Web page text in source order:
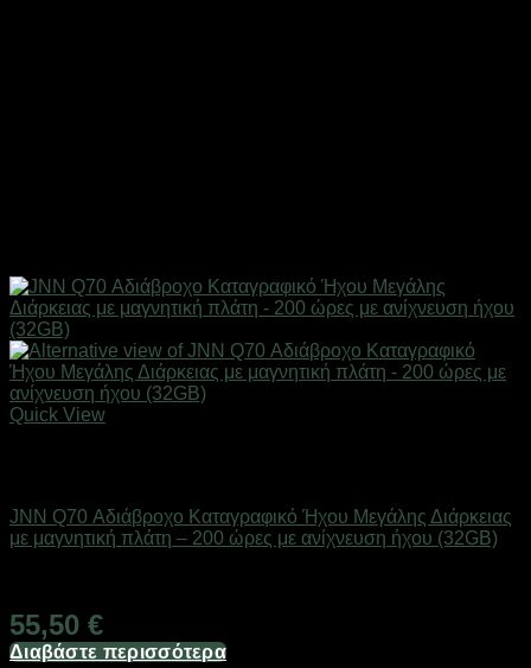
Quick View
JNN Q70 Αδιάβροχο Καταγραφικό Ήχου Μεγάλης Διάρκειας
με μαγνητική πλάτη – 200 ώρες με ανίχνευση ήχου (32GB)
55,50 €
Διαβάστε περισσότερα